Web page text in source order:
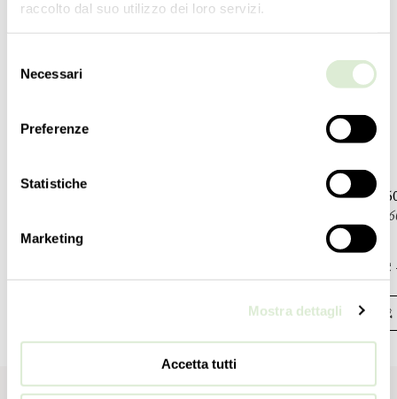
raccolto dal suo utilizzo dei loro servizi.
delNecessari
Preferenze
Statistiche
Marketing
Mostra dettagli
Accetta tutti
10kg
开关
电灯泡
105
231lbs
开关
1
电灯泡
28 E27 x
28 E26 x
认证
UL -
下载